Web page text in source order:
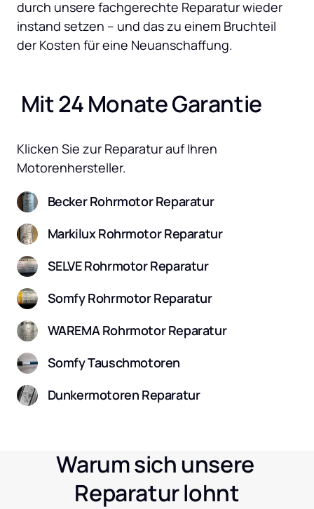
durch unsere fachgerechte Reparatur wieder
instand setzen – und das zu einem Bruchteil
der Kosten für eine Neuanschaffung.
Mit 24 Monate Garantie
Klicken Sie zur Reparatur auf Ihren
Motorenhersteller.
Becker Rohrmotor Reparatur
Markilux Rohrmotor Reparatur
SELVE Rohrmotor Reparatur
Somfy Rohrmotor Reparatur
WAREMA Rohrmotor Reparatur
Somfy Tauschmotoren
Dunkermotoren Reparatur
Warum sich unsere
Reparatur lohnt